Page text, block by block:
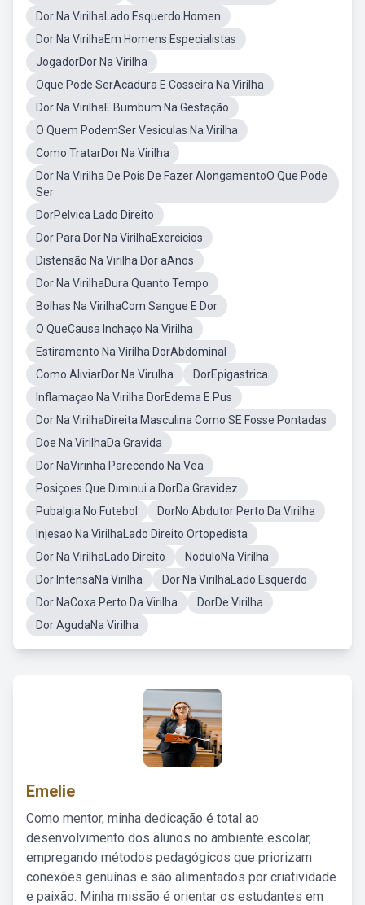
Dor Na VirilhaLado Esquerdo Homen
Dor Na VirilhaEm Homens Especialistas
JogadorDor Na Virilha
Oque Pode SerAcadura E Cosseira Na Virilha
Dor Na VirilhaE Bumbum Na Gestação
O Quem PodemSer Vesiculas Na Virilha
Como TratarDor Na Virilha
Dor Na Virilha De Pois De Fazer AlongamentoO Que Pode
Ser
DorPelvica Lado Direito
Dor Para Dor Na VirilhaExercicios
Distensão Na Virilha Dor aAnos
Dor Na VirilhaDura Quanto Tempo
Bolhas Na VirilhaCom Sangue E Dor
O QueCausa Inchaço Na Virilha
Estiramento Na Virilha DorAbdominal
Como AliviarDor Na Virulha
DorEpigastrica
Inflamaçao Na Virilha DorEdema E Pus
Dor Na VirilhaDireita Masculina Como SE Fosse Pontadas
Doe Na VirilhaDa Gravida
Dor NaVirinha Parecendo Na Vea
Posiçoes Que Diminui a DorDa Gravidez
Pubalgia No Futebol
DorNo Abdutor Perto Da Virilha
Injesao Na VirilhaLado Direito Ortopedista
Dor Na VirilhaLado Direito
NoduloNa Virilha
Dor IntensaNa Virilha
Dor Na VirilhaLado Esquerdo
Dor NaCoxa Perto Da Virilha
DorDe Virilha
Dor AgudaNa Virilha
Emelie
Como mentor, minha dedicação é total ao
desenvolvimento dos alunos no ambiente escolar,
empregando métodos pedagógicos que priorizam
conexões genuínas e são alimentados por criatividade
e paixão. Minha missão é orientar os estudantes em